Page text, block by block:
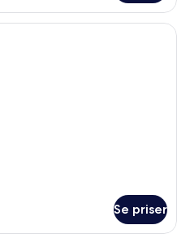
Ett modernt sovrum med en stor
Se priser